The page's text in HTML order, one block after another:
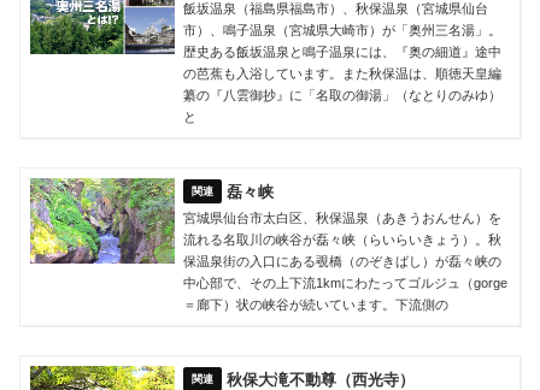
飯坂温泉（福島県福島市）、秋保温泉（宮城県仙台
市）、鳴子温泉（宮城県大崎市）が「奥州三名湯」。
歴史ある飯坂温泉と鳴子温泉には、『奥の細道』途中
の芭蕉も入浴しています。また秋保温は、順徳天皇編
纂の『八雲御抄』に「名取の御湯」（なとりのみゆ）
と
磊々峡
宮城県仙台市太白区、秋保温泉（あきうおんせん）を
流れる名取川の峡谷が磊々峡（らいらいきょう）。秋
保温泉街の入口にある覗橋（のぞきばし）が磊々峡の
中心部で、その上下流1kmにわたってゴルジュ（gorge
＝廊下）状の峡谷が続いています。下流側の
秋保大滝不動尊（西光寺）